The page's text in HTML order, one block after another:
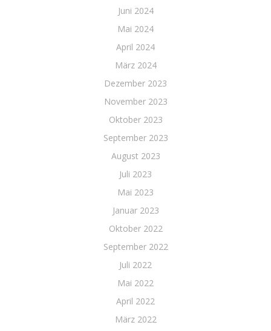
Juni 2024
Mai 2024
April 2024
März 2024
Dezember 2023
November 2023
Oktober 2023
September 2023
August 2023
Juli 2023
Mai 2023
Januar 2023
Oktober 2022
September 2022
Juli 2022
Mai 2022
April 2022
März 2022